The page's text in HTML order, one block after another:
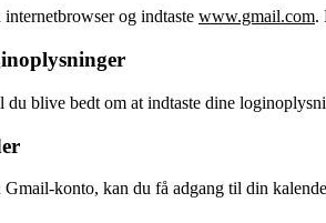
og indtaste www.gmail.com.
blive bedt om at indtaste dine
konto, kan du få adgang til din